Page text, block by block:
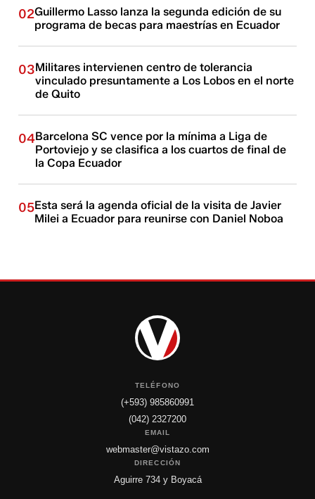
02Guillermo Lasso lanza la segunda edición de su
programa de becas para maestrías en Ecuador
03Militares intervienen centro de tolerancia
vinculado presuntamente a Los Lobos en el norte
de Quito
04Barcelona SC vence por la mínima a Liga de
Portoviejo y se clasifica a los cuartos de final de
la Copa Ecuador
05Esta será la agenda oficial de la visita de Javier
Milei a Ecuador para reunirse con Daniel Noboa
TELÉFONO
(+593) 985860991
(042) 2327200
EMAIL
webmaster@vistazo.com
DIRECCIÓN
Aguirre 734 y Boyacá